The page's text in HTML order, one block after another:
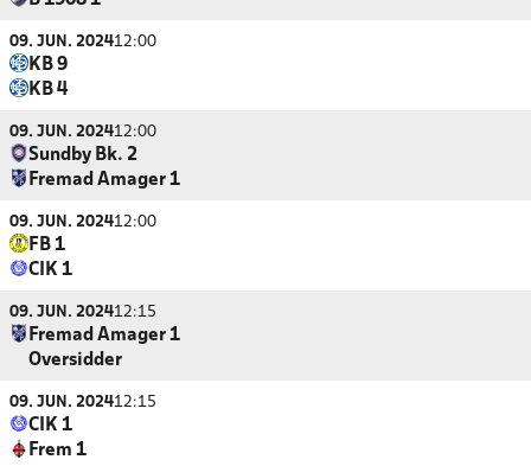
09. JUN. 202412:00
KB 9
KB 4
09. JUN. 202412:00
Sundby Bk. 2
Fremad Amager 1
09. JUN. 202412:00
FB 1
CIK 1
09. JUN. 202412:15
Fremad Amager 1
Oversidder
09. JUN. 202412:15
CIK 1
Frem 1